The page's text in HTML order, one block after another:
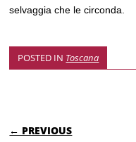
selvaggia che le circonda.
POSTED IN Toscana
POST
← PREVIOUS